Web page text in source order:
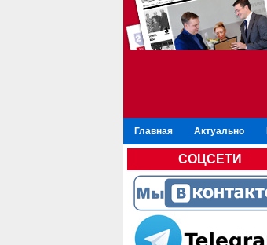
Главная Актуально
СОЦСЕТИ